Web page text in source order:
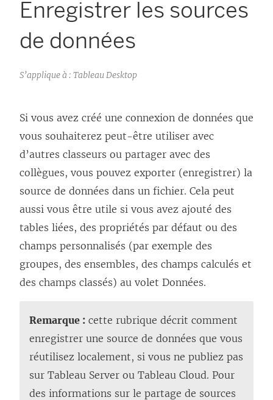
Enregistrer les sources
de données
S’applique à : Tableau Desktop
Si vous avez créé une connexion de données que
vous souhaiterez peut-être utiliser avec
d’autres classeurs ou partager avec des
collègues, vous pouvez exporter (enregistrer) la
source de données dans un fichier. Cela peut
aussi vous être utile si vous avez ajouté des
tables liées, des propriétés par défaut ou des
champs personnalisés (par exemple des
groupes, des ensembles, des champs calculés et
des champs classés) au volet Données.
Remarque : cette rubrique décrit comment
enregistrer une source de données que vous
réutilisez localement, si vous ne publiez pas
sur Tableau Server ou Tableau Cloud. Pour
des informations sur le partage de sources